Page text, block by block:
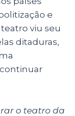
e
viu seu
ditaduras,
o teatro da